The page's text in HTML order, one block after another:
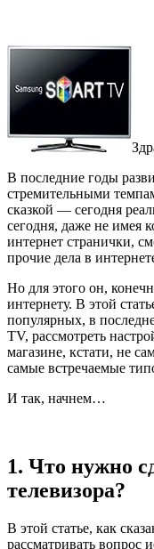
В последние годы
стремительными
сказкой — сегодня
сегодня, даже не имея
интернет странички,
прочие дела в
Но для этого он,
интернету. В этой
популярных, в
TV, рассмотреть
магазине, кстати, не
самые встречаемые
И так, начнем…
1. Что нужно
телевизора?
В этой статье, как
рассматривать вопрос